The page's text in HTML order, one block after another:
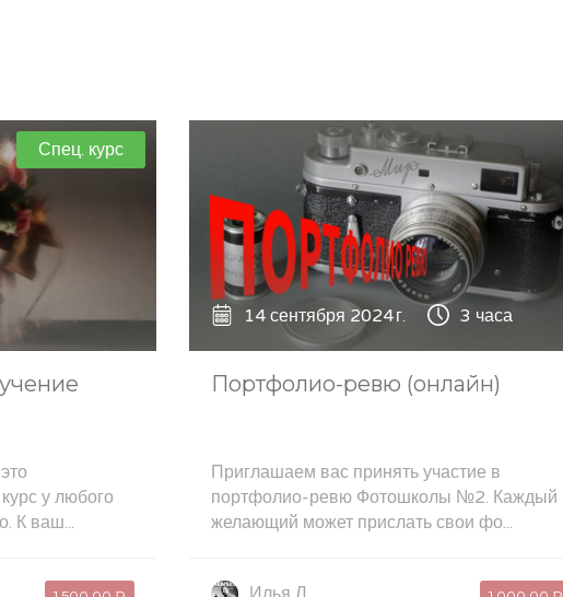
Спец. курс
у любого
К ваш...
14 сентября 2024 г. 3 часа
Портфолио-ревю (онлайн)
Приглашаем вас принять участие в
портфолио-ревю Фотошколы №2. Каждый
желающий может прислать свои фо...